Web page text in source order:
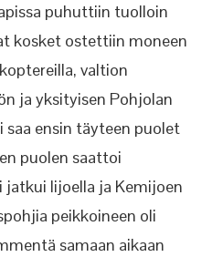
puhuttiin tuolloin
kosket ostettiin moneen
valtion
ja yksityisen Pohjolan
saa ensin täyteen puolet
puolen saattoi
jatkui Iijoella ja Kemijoen
peikkoineen oli
samaan aikaan